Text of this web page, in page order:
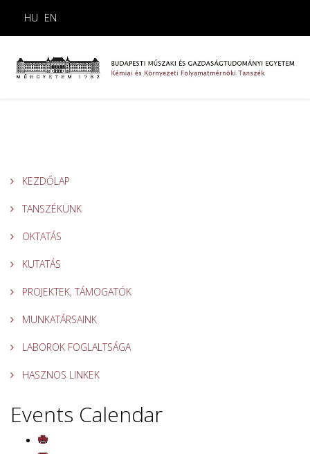
HU EN
KEZDŐLAP
TANSZÉKÜNK
OKTATÁS
KUTATÁS
PROJEKTEK, TÁMOGATÓK
MUNKATÁRSAINK
LABOROK FOGLALTSÁGA
HASZNOS LINKEK
Events Calendar